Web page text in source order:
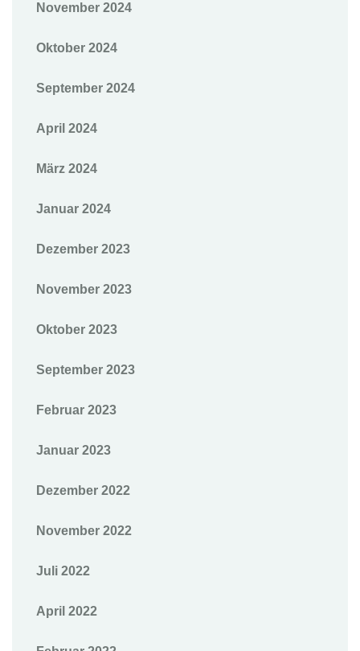
November 2024
Oktober 2024
September 2024
April 2024
März 2024
Januar 2024
Dezember 2023
November 2023
Oktober 2023
September 2023
Februar 2023
Januar 2023
Dezember 2022
November 2022
Juli 2022
April 2022